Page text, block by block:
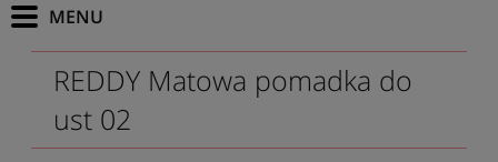
REDDY Matowa pomadka do
ust 02